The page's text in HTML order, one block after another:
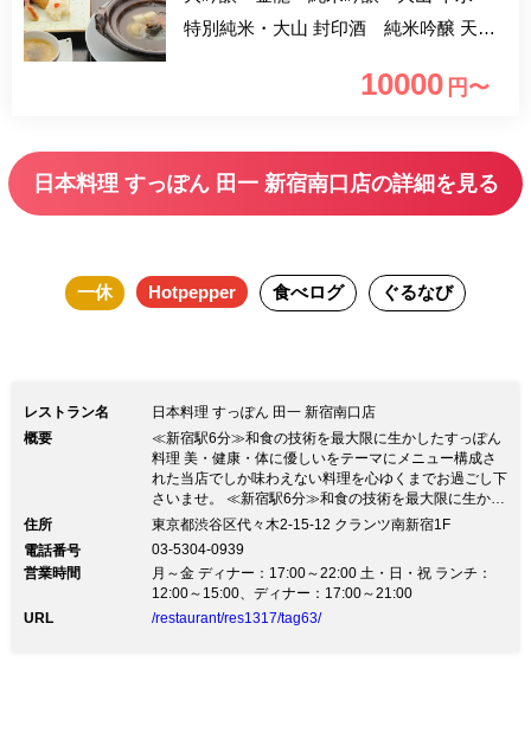
特別純米・大山 封印酒 純米吟醸 天
純米吟醸 ■クラフトビール 豊潤496 ■ノ
一粒の麦・大分 兼八・鹿児島 島美
酒 微糖辛口仕上げ・奥武蔵・みぞれり
茶・麦茶・ホット香り茶・炭酸水 個室
は最大8名様利用可能です。 季節の幸を
贅沢に盛り込みながら、店主がほれ込ん
だ最高級の「佐賀 はがくれすっぽん」
をお鍋をメインに唐揚げ、茶碗蒸し、サ
ラダ等といった多彩なお料理でお出しい
たします。
10000 円〜
日本料理 すっぽん 田一 新宿南口店の詳細を見る
一休 Hotpepper 食べログ ぐるなび
レストラン名
日本料理 すっぽん 田一 新宿南口店
概要
≪新宿駅6分≫和食の技術を最大限に生かしたすっぽん
料理 美・健康・体に優しいをテーマにメニュー構成さ
れた当店でしか味わえない料理を心ゆくまでお過ごし下
さいませ。 ≪新宿駅6分≫和食の技術を最大限に生かし
たすっぽん料理 美・健康・体に優しいをテーマにメニ
お過ごし下さいませ。【こだわりのすっぽん】 全国各
地の養殖場を巡り出逢った「はがくれすっぽん」。養殖
場では除草剤や農薬を一切使わず、EM菌という微生物
が入った美しい水。飼料には無農薬野菜を配合した特別
住所
東京都渋谷区代々木2-15-12 クランツ南新宿1F
電話番号
03-5304-0939
営業時間
月～金 ディナー：17:00～22:00 土・日・祝 ランチ：
12:00～15:00、ディナー：17:00～21:00
URL
/restaurant/res1317/tag63/